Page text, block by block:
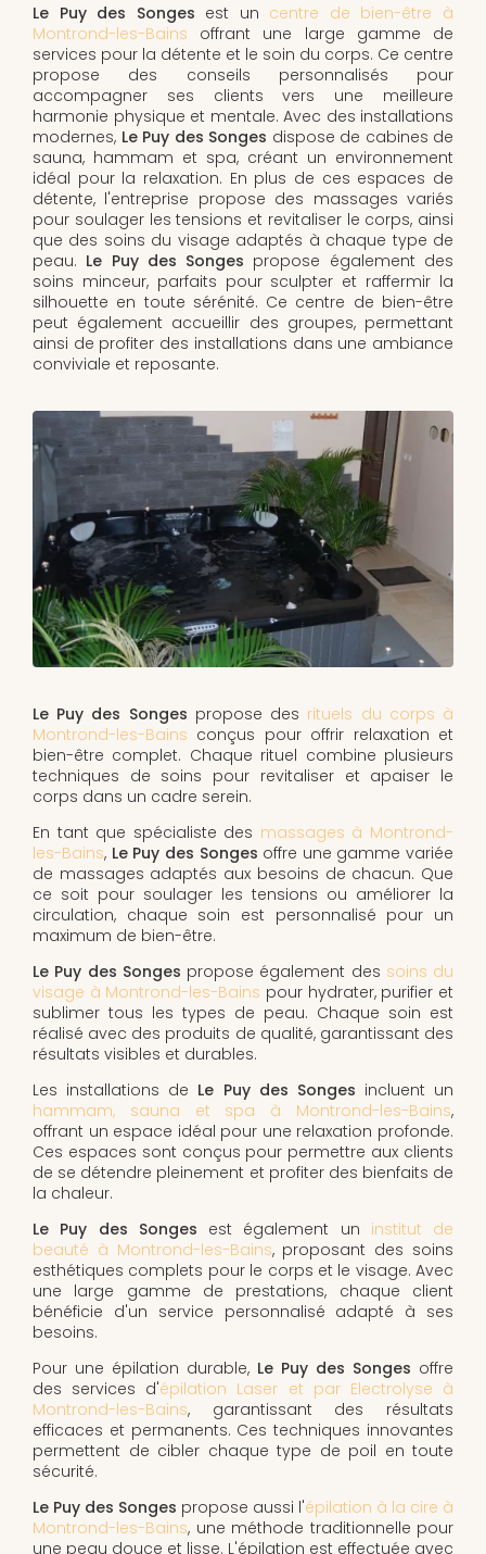
Le Puy des Songes est un centre de bien-être à
Montrond-les-Bains offrant une large gamme de
services pour la détente et le soin du corps. Ce centre
propose des conseils personnalisés pour
accompagner ses clients vers une meilleure
harmonie physique et mentale. Avec des installations
modernes, Le Puy des Songes dispose de cabines de
sauna, hammam et spa, créant un environnement
idéal pour la relaxation. En plus de ces espaces de
détente, l'entreprise propose des massages variés
pour soulager les tensions et revitaliser le corps, ainsi
que des soins du visage adaptés à chaque type de
peau. Le Puy des Songes propose également des
soins minceur, parfaits pour sculpter et raffermir la
silhouette en toute sérénité. Ce centre de bien-être
peut également accueillir des groupes, permettant
ainsi de profiter des installations dans une ambiance
conviviale et reposante.
Le Puy des Songes propose des rituels du corps à
Montrond-les-Bains conçus pour offrir relaxation et
bien-être complet. Chaque rituel combine plusieurs
techniques de soins pour revitaliser et apaiser le
corps dans un cadre serein.
En tant que spécialiste des massages à Montrond-
les-Bains, Le Puy des Songes offre une gamme variée
de massages adaptés aux besoins de chacun. Que
ce soit pour soulager les tensions ou améliorer la
circulation, chaque soin est personnalisé pour un
maximum de bien-être.
Le Puy des Songes propose également des soins du
visage à Montrond-les-Bains pour hydrater, purifier et
sublimer tous les types de peau. Chaque soin est
réalisé avec des produits de qualité, garantissant des
résultats visibles et durables.
Les installations de Le Puy des Songes incluent un
hammam, sauna et spa à Montrond-les-Bains,
offrant un espace idéal pour une relaxation profonde.
Ces espaces sont conçus pour permettre aux clients
de se détendre pleinement et profiter des bienfaits de
la chaleur.
Le Puy des Songes est également un institut de
beauté à Montrond-les-Bains, proposant des soins
esthétiques complets pour le corps et le visage. Avec
une large gamme de prestations, chaque client
bénéficie d'un service personnalisé adapté à ses
besoins.
Pour une épilation durable, Le Puy des Songes offre
des services d'épilation Laser et par Electrolyse à
Montrond-les-Bains, garantissant des résultats
efficaces et permanents. Ces techniques innovantes
permettent de cibler chaque type de poil en toute
sécurité.
Le Puy des Songes propose aussi l'épilation à la cire à
Montrond-les-Bains, une méthode traditionnelle pour
une peau douce et lisse. L'épilation est effectuée avec